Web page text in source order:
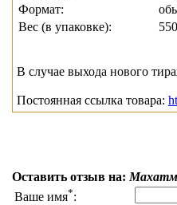
Формат:
Вес (в упаковке):
В случае выхода нового
Постоянная ссылка товара:
Оставить отзыв на:
Ваше имя*: